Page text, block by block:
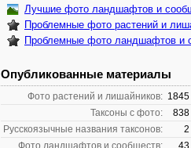
Лучшие фото ландшафтов и
Проблемные фото растений и
Проблемные фото ландшафтов и
Опубликованные материалы
Фото растений и лишайников: 1845
Таксоны с фото:
838
Русскоязычные названия таксонов:
2
Фото ландшафтов и сообществ:
43